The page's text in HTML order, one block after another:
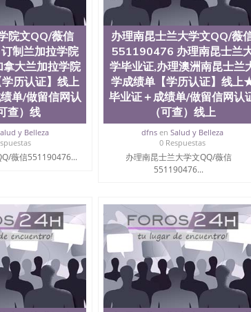
院文QQ/薇信
制兰加拉学院
大兰加拉学院
历认证】线上
单/做留信网认
查）线
y Belleza
薇信551190476...
办理南昆士兰大学文QQ/薇
551190476 办理南昆士兰
学毕业证,办理澳洲南昆士兰
学成绩单【学历认证】线上
毕业证＋成绩单/做留信网认
（可查）线上
dfns enSalud y Belleza
0 Respuestas
办理南昆士兰大学文QQ/薇信
551190476...